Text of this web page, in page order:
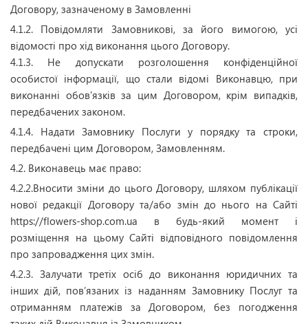
Договору, зазначеному в Замовленні
4.1.2. Повідомляти Замовникові, за його вимогою, усі
відомості про хід виконання цього Договору.
4.1.3. Не допускати розголошення конфіденційної
особистої інформації, що стали відомі Виконавцю, при
виконанні обов'язків за цим Договором, крім випадків,
передбачених законом.
4.1.4. Надати Замовнику Послуги у порядку та строки,
передбачені цим Договором, Замовленням.
4.2. Виконавець має право:
4.2.2.Вносити зміни до цього Договору, шляхом публікації
нової редакції Договору та/або змін до нього на Сайті
https://flowers-shop.com.ua в будь-який момент і
розміщення на цьому Сайті відповідного повідомлення
про запровадження цих змін.
4.2.3. Залучати третіх осіб до виконання юридичних та
інших дій, пов’язаних із наданням Замовнику Послуг та
отриманням платежів за Договором, без погодження